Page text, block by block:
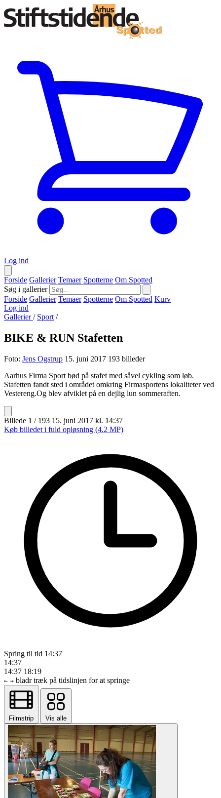
Log ind
Forside Gallerier Temaer Spotterne Om Spotted
Søg i gallerier
Forside Gallerier Temaer Spotterne Om Spotted Kurv
Log ind
Gallerier/ Sport /
BIKE & RUN Stafetten
Foto: Jens Ogstrup 15. juni 2017 193 billeder
Aarhus Firma Sport bød på stafet med såvel cykling som løb.
Stafetten fandt sted i området omkring Firmasportens lokaliteter ved
Vestereng.Og blev afviklet på en dejlig lun sommeraften.
Billede 1 / 193 15. juni 2017 kl. 14:37
Køb billedet i fuld opløsning (4.2 MP)
Spring til tid 14:37
14:37
14:37 18:19
← → bladr træk på tidslinjen for at springe
Filmstrip Vis alle